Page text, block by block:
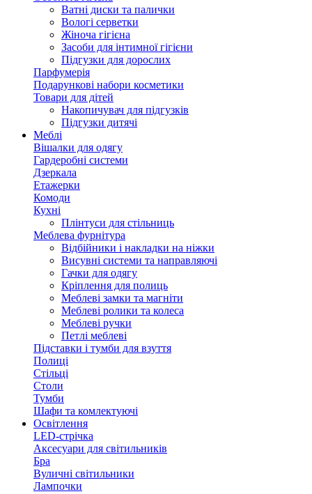
Ватні диски та палички
Вологі серветки
Жіноча гігієна
Засоби для інтимної гігієни
Підгузки для дорослих
Парфумерія
Подарункові набори косметики
Товари для дітей
Накопичувач для підгузків
Підгузки дитячі
Меблі
Вішалки для одягу
Гардеробні системи
Дзеркала
Етажерки
Комоди
Кухні
Плінтуси для стільниць
Меблева фурнітура
Відбійники і накладки на ніжки
Висувні системи та направляючі
Гачки для одягу
Кріплення для полиць
Меблеві замки та магніти
Меблеві ролики та колеса
Меблеві ручки
Петлі меблеві
Підставки і тумби для взуття
Полиці
Стільці
Столи
Тумби
Шафи та комлектуючі
Освітлення
LED-стрічка
Аксесуари для світильників
Бра
Вуличні світильники
Лампочки